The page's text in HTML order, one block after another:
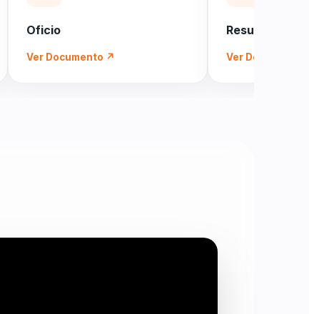
Oficio
Ver Documento ↗
Resultados
Ver Documento